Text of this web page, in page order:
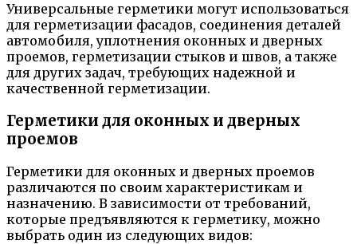
Универсальные герметики могут использоваться
для герметизации фасадов, соединения деталей
автомобиля, уплотнения оконных и дверных
проемов, герметизации стыков и швов, а также
для других задач, требующих надежной и
качественной герметизации.
Герметики для оконных и дверных
проемов
Герметики для оконных и дверных проемов
различаются по своим характеристикам и
назначению. В зависимости от требований,
которые предъявляются к герметику, можно
выбрать один из следующих видов: